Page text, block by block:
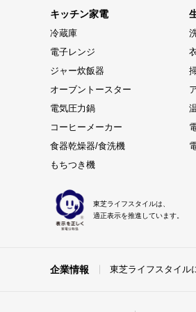
キッチン家電
冷蔵庫
電子レンジ
ジャー炊飯器
オーブントースター
電気圧力鍋
コーヒーメーカー
食器乾燥器/食洗機
もちつき機
東芝ライフスタイルは、
適正表示を推進しています。
企業情報 東芝ライフスタイル